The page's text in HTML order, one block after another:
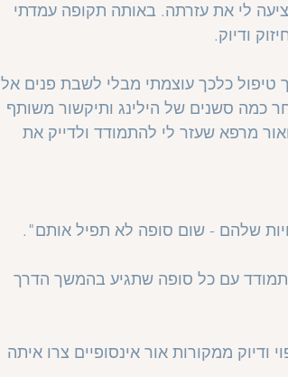
לי את עזרתה. באותה תקופה עמדתי
ודיוק.
טיפול כלכך עוצמתי מבלי לשבת פנים אל
סשנים של הילינג ותיקשור משותף
מרפא שעזר לי להתמודד ולדייק את
שלהם - שום סופה לא תפיל אותם".
עם כל סופה שתגיע בהמשך הדרך
ממקורות אור אינסופיים צרו איתה